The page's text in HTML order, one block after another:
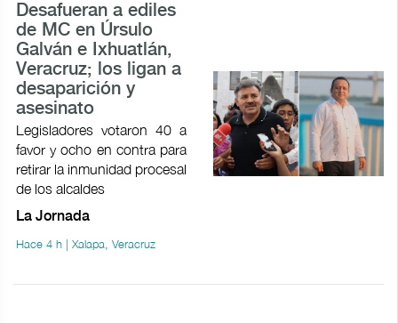
Desafueran a ediles
de MC en Úrsulo
Galván e Ixhuatlán,
Veracruz; los ligan a
desaparición y
asesinato
Legisladores votaron 40 a
favor y ocho en contra para
retirar la inmunidad procesal
de los alcaldes
La Jornada
Hace 4 h | Xalapa, Veracruz